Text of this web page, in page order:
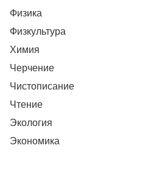
Физика
Физкультура
Химия
Черчение
Чистописание
Чтение
Экология
Экономика